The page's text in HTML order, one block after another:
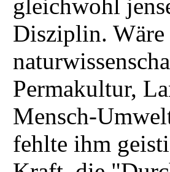
gleichwohl
Disziplin. Wäre
Permakultur,
Mensch-
fehlte ihm